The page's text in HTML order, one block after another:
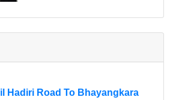
Hadiri Road To Bhayangkara